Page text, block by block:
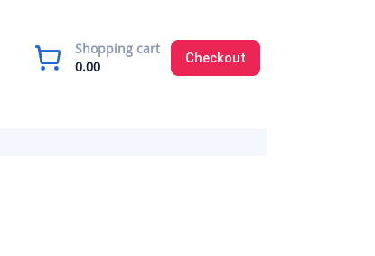
Shopping cart
0.00
Checkout